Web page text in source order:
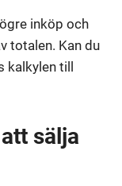
inköp och
totalen. Kan du
kalkylen till
sälja